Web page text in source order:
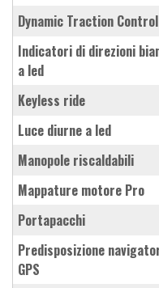
Dynamic Traction Control
indicatori di direzioni bianchi
a led
keyless ride
luce diurne a led
manopole riscaldabili
mappature motore Pro
portapacchi
predisposizione navigatore
GPS